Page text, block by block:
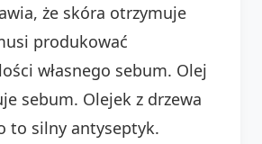
że skóra otrzymuje
produkować
własnego sebum. Olej
sebum. Olejek z drzewa
to silny antyseptyk.